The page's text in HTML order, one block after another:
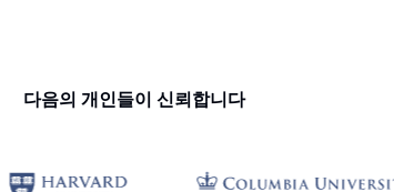
다음의 개인들이 신뢰합니다